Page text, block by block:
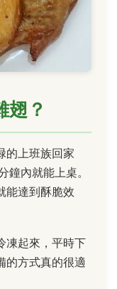
翅？
的上班族回家
內就能上桌。
能達到酥脆效
凍起來，平時下
的方式真的很適